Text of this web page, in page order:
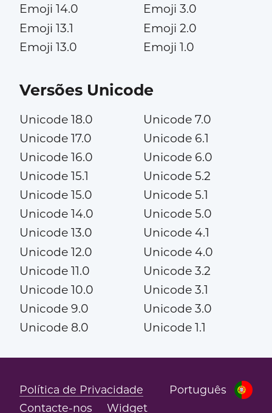
Emoji 14.0
Emoji 13.1
Emoji 13.0
Emoji 3.0
Emoji 2.0
Emoji 1.0
Versões Unicode
Unicode 18.0
Unicode 17.0
Unicode 16.0
Unicode 15.1
Unicode 15.0
Unicode 14.0
Unicode 13.0
Unicode 12.0
Unicode 11.0
Unicode 10.0
Unicode 9.0
Unicode 8.0
Unicode 7.0
Unicode 6.1
Unicode 6.0
Unicode 5.2
Unicode 5.1
Unicode 5.0
Unicode 4.1
Unicode 4.0
Unicode 3.2
Unicode 3.1
Unicode 3.0
Unicode 1.1
Português
Política de Privacidade
Contacte-nos
Widget